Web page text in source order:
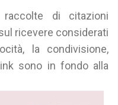
di citazioni
ricevere considerati
la condivisione,
sono in fondo alla